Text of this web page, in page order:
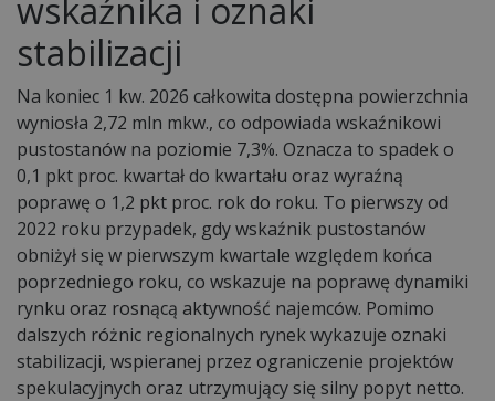
wskaźnika i oznaki
stabilizacji
Na koniec 1 kw. 2026 całkowita dostępna powierzchnia
wyniosła 2,72 mln mkw., co odpowiada wskaźnikowi
pustostanów na poziomie 7,3%. Oznacza to spadek o
0,1 pkt proc. kwartał do kwartału oraz wyraźną
poprawę o 1,2 pkt proc. rok do roku. To pierwszy od
2022 roku przypadek, gdy wskaźnik pustostanów
obniżył się w pierwszym kwartale względem końca
poprzedniego roku, co wskazuje na poprawę dynamiki
rynku oraz rosnącą aktywność najemców. Pomimo
dalszych różnic regionalnych rynek wykazuje oznaki
stabilizacji, wspieranej przez ograniczenie projektów
spekulacyjnych oraz utrzymujący się silny popyt netto.